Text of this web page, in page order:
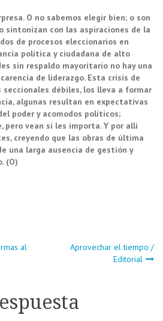
O no sabemos elegir bien; o son
sintonizan con las aspiraciones de la
de procesos eleccionarios en
política y ciudadana de alto
sin respaldo mayoritario no hay una
de liderazgo. Esta crisis de
débiles, los lleva a formar
algunas resultan en expectativas
poder y acomodos políticos;
pero vean si les importa. Y por allí
creyendo que las obras de última
una larga ausencia de gestión y
(O)
al
Aprovechar el tiempo /
Editorial